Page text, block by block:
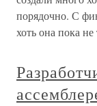
порядочно. С
хоть она пока